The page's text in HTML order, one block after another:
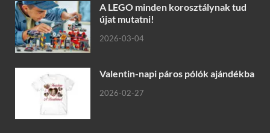
A LEGO minden korosztálynak tud
újat mutatni!
2026-03-04
Valentin-napi páros pólók ajándékba
2026-02-27